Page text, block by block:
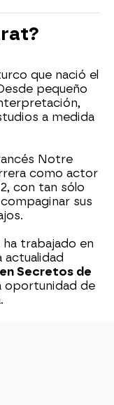
que nació el
pequeño
a medida
Notre
como actor
con tan sólo
sus
trabajado en
actualidad
Secretos de
oportunidad de